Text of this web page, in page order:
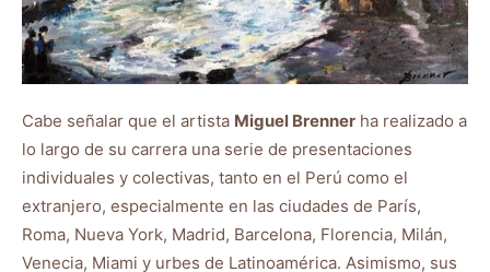
Cabe señalar que el artista Miguel Brenner ha realizado a
lo largo de su carrera una serie de presentaciones
individuales y colectivas, tanto en el Perú como el
extranjero, especialmente en las ciudades de París,
Roma, Nueva York, Madrid, Barcelona, Florencia, Milán,
Venecia, Miami y urbes de Latinoamérica. Asimismo, sus